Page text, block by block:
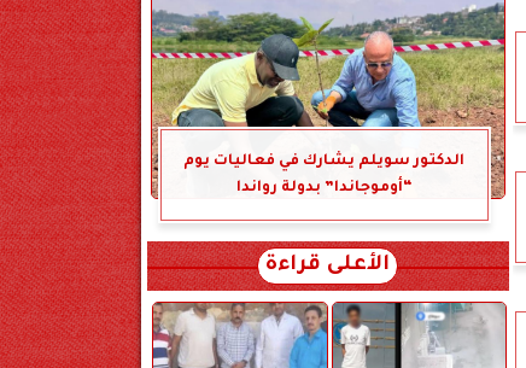
الدكتور سويلم يشارك في فعاليات يوم
“أوموجاندا” بدولة رواندا
الأعلى قراءة